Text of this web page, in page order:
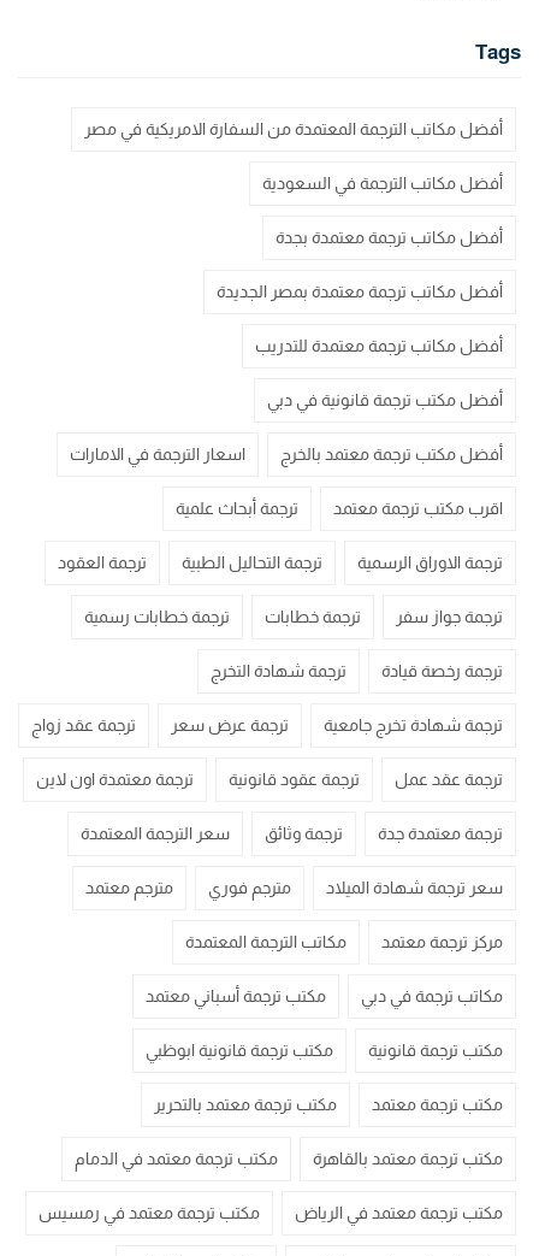
Tags
أفضل مكاتب الترجمة المعتمدة من السفارة الامريكية في مصر
أفضل مكاتب الترجمة في السعودية
أفضل مكاتب ترجمة معتمدة بجدة
أفضل مكاتب ترجمة معتمدة بمصر الجديدة
أفضل مكاتب ترجمة معتمدة للتدريب
أفضل مكتب ترجمة قانونية في دبي
أفضل مكتب ترجمة معتمد بالخرج اسعار الترجمة في الامارات
اقرب مكتب ترجمة معتمد ترجمة أبحاث علمية
ترجمة الاوراق الرسمية ترجمة التحاليل الطبية ترجمة العقود
ترجمة جواز سفر ترجمة خطابات ترجمة خطابات رسمية
ترجمة رخصة قيادة ترجمة شهادة التخرج
ترجمة شهادة تخرج جامعية ترجمة عرض سعر ترجمة عقد زواج
ترجمة عقد عمل ترجمة عقود قانونية ترجمة معتمدة اون لاين
ترجمة معتمدة جدة ترجمة وثائق سعر الترجمة المعتمدة
سعر ترجمة شهادة الميلاد مترجم فوري مترجم معتمد
مركز ترجمة معتمد مكاتب الترجمة المعتمدة
مكاتب ترجمة في دبي مكتب ترجمة أسباني معتمد
مكتب ترجمة قانونية مكتب ترجمة قانونية ابوظبي
مكتب ترجمة معتمد مكتب ترجمة معتمد بالتحرير
مكتب ترجمة معتمد بالقاهرة مكتب ترجمة معتمد في الدمام
مكتب ترجمة معتمد في الرياض مكتب ترجمة معتمد في رمسيس